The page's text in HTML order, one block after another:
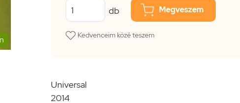
db Megveszem
Kedvenceim közé teszem
Universal
2014